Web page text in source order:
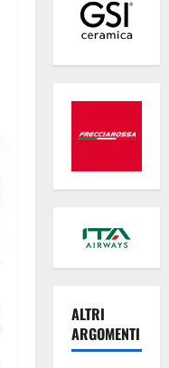
ALTRI
ARGOMENTI